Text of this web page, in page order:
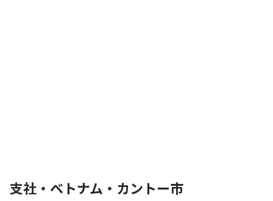
支社・ベトナム・カントー市